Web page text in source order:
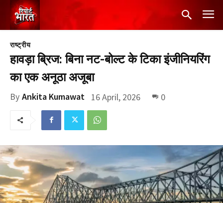
राष्ट्रीय
हावड़ा ब्रिज: बिना नट-बोल्ट के टिका इंजीनियरिंग
का एक अनूठा अजूबा
By Ankita Kumawat 16 April, 2026 0